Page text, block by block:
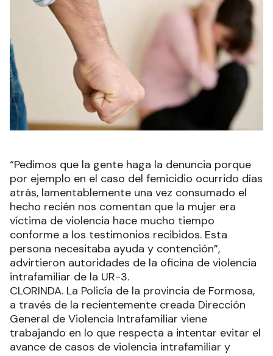
“Pedimos que la gente haga la denuncia porque
por ejemplo en el caso del femicidio ocurrido días
atrás, lamentablemente una vez consumado el
hecho recién nos comentan que la mujer era
víctima de violencia hace mucho tiempo
conforme a los testimonios recibidos. Esta
persona necesitaba ayuda y contención”,
advirtieron autoridades de la oficina de violencia
intrafamiliar de la UR-3.
CLORINDA. La Policía de la provincia de Formosa,
a través de la recientemente creada Dirección
General de Violencia Intrafamiliar viene
trabajando en lo que respecta a intentar evitar el
avance de casos de violencia intrafamiliar y